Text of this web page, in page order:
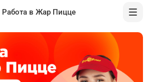
Работа в Жар Пицце